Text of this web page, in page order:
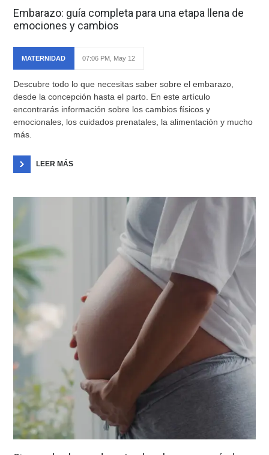
Embarazo: guía completa para una etapa llena de
emociones y cambios
MATERNIDAD 07:06 PM, May 12
Descubre todo lo que necesitas saber sobre el embarazo,
desde la concepción hasta el parto. En este artículo
encontrarás información sobre los cambios físicos y
emocionales, los cuidados prenatales, la alimentación y mucho
más.
LEER MÁS